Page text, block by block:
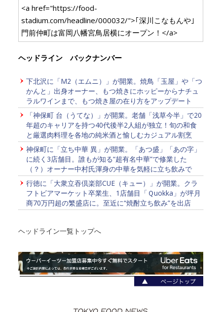
<a href="https://food-
stadium.com/headline/000032/">｢深川こなもんや｣
門前仲町は富岡八幡宮鳥居横にオープン！</a>
ヘッドライン バックナンバー
下北沢に「M2（エムニ）」が開業。焼鳥「玉屋」や「つ
かんと」出身オーナー、もつ焼きにホッピーからナチュ
ラルワインまで、もつ焼き屋の在り方をアップデート
「神保町 台（うてな）」が開業。老舗「浅草今半」で20
年超のキャリアを持つ40代後半2人組が独立！旬の和食
と厳選肉料理を各地の純米酒と愉しむカジュアル割烹
神保町に「立ち中華 異」が開業。「あつ盛」「あの字」
に続く3店舗目。誰もが知る“超有名中華”で修業した
（？）オーナー中村氏渾身の中華を気軽に立ち飲みで
行徳に「大衆立吞倶楽部CUE（キュー）」が開業。クラ
フトビアマーケット卒業生、1店舗目「Ｑuokka」が坪月
商70万円超の繁盛店に。至近に“焼酎立ち飲み”を出店
ヘッドライン一覧トップへ